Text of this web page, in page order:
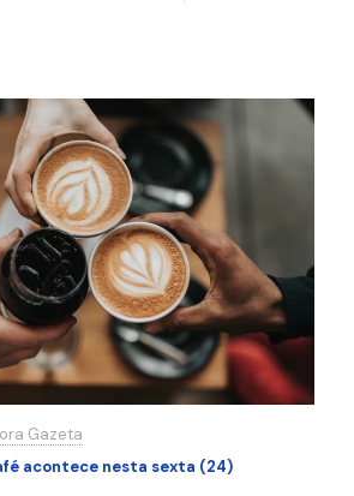
Gazeta
acontece nesta sexta (24)